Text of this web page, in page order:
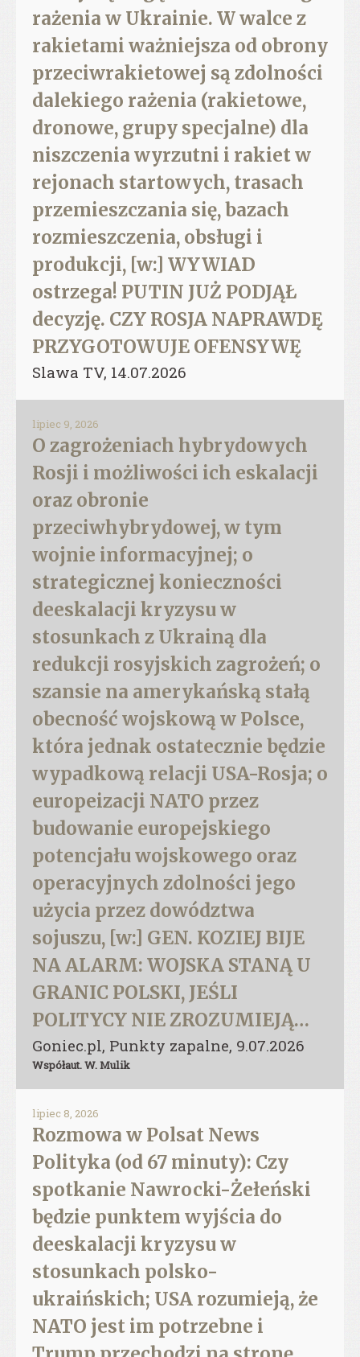
rażenia w Ukrainie. W walce z
rakietami ważniejsza od obrony
przeciwrakietowej są zdolności
dalekiego rażenia (rakietowe,
dronowe, grupy specjalne) dla
niszczenia wyrzutni i rakiet w
rejonach startowych, trasach
przemieszczania się, bazach
rozmieszczenia, obsługi i
produkcji, [w:] WYWIAD
ostrzega! PUTIN JUŻ PODJĄŁ
decyzję. CZY ROSJA NAPRAWDĘ
PRZYGOTOWUJE OFENSYWĘ
Slawa TV, 14.07.2026
lipiec 9, 2026
O zagrożeniach hybrydowych
Rosji i możliwości ich eskalacji
oraz obronie
przeciwhybrydowej, w tym
wojnie informacyjnej; o
strategicznej konieczności
deeskalacji kryzysu w
stosunkach z Ukrainą dla
redukcji rosyjskich zagrożeń; o
szansie na amerykańską stałą
obecność wojskową w Polsce,
która jednak ostatecznie będzie
wypadkową relacji USA-Rosja; o
europeizacji NATO przez
budowanie europejskiego
potencjału wojskowego oraz
operacyjnych zdolności jego
użycia przez dowództwa
sojuszu, [w:] GEN. KOZIEJ BIJE
NA ALARM: WOJSKA STANĄ U
GRANIC POLSKI, JEŚLI
POLITYCY NIE ZROZUMIEJĄ…
Goniec.pl, Punkty zapalne, 9.07.2026
Współaut. W. Mulik
lipiec 8, 2026
Rozmowa w Polsat News
Polityka (od 67 minuty): Czy
spotkanie Nawrocki-Żełeński
będzie punktem wyjścia do
deeskalacji kryzysu w
stosunkach polsko-
ukraińskich; USA rozumieją, że
NATO jest im potrzebne i